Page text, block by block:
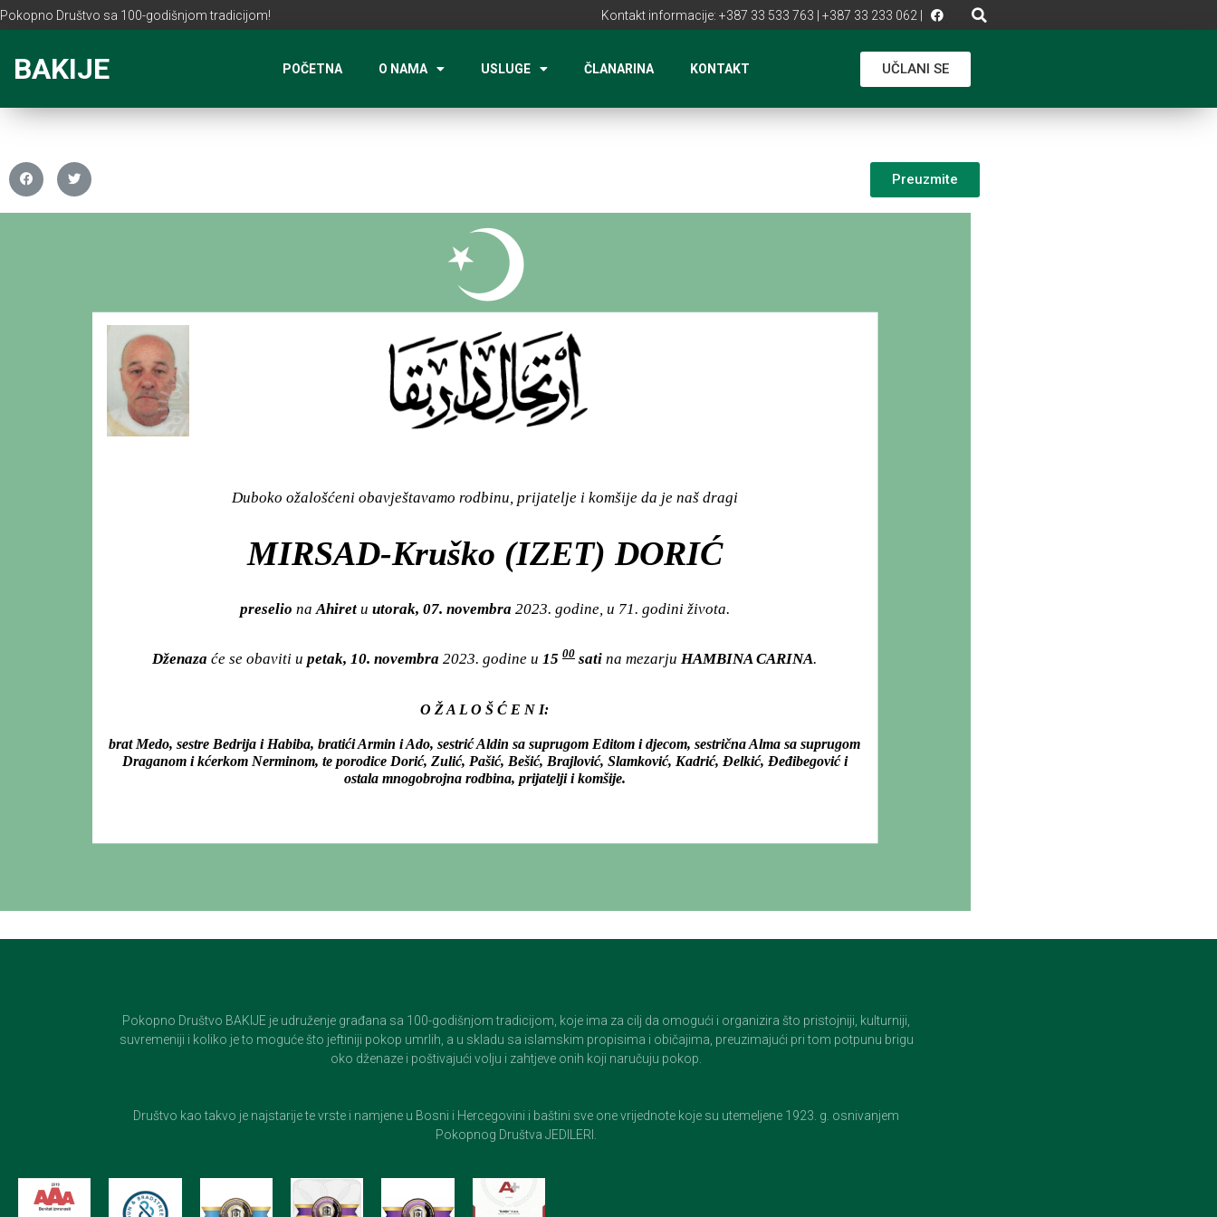
Pokopno Društvo sa 100-godišnjom tradicijom! Kontakt informacije: +387 33 533 763 | +387 33 233 062 |
BAKIJE POČETNA O NAMA USLUGE ČLANARINA KONTAKT UČLANI SE
Preuzmite
Duboko ožalošćeni obavještavamo rodbinu, prijatelje i komšije da je naš dragi
MIRSAD-Kruško (IZET) DORIĆ
preselio na Ahiretu utorak, 07. novembra 2023. godine, u 71. godini života.
Dženaza će se obaviti u petak, 10. novembra 2023. godine u 15 00 sati na mezarju HAMBINA CARINA.
O Ž A L O Š Ć E N I:
brat Medo, sestre Bedrija i Habiba, bratići Armin i Ado, sestrić Aldin sa suprugom Editom i djecom, sestrična Alma sa suprugom
Draganom i kćerkom Nerminom, te porodice Dorić, Zulić, Pašić, Bešić, Brajlović, Slamković, Kadrić, Đelkić, Đeđibegović i
ostala mnogobrojna rodbina, prijatelji i komšije.
Pokopno Društvo BAKIJE je udruženje građana sa 100-godišnjom tradicijom, koje ima za cilj da omogući i organizira što pristojniji, kulturniji,
suvremeniji i koliko je to moguće što jeftiniji pokop umrlih, a u skladu sa islamskim propisima i običajima, preuzimajući pri tom potpunu brigu
oko dženaze i poštivajući volju i zahtjeve onih koji naručuju pokop.
Društvo kao takvo je najstarije te vrste i namjene u Bosni i Hercegovini i baštini sve one vrijednote koje su utemeljene 1923. g. osnivanjem
Pokopnog Društva JEDILERI.